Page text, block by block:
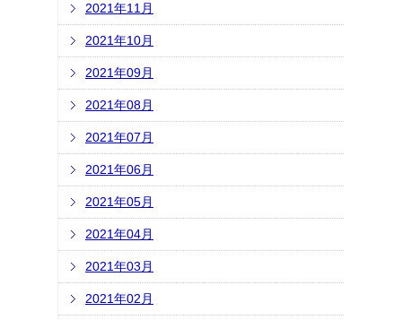
2021年11月
2021年10月
2021年09月
2021年08月
2021年07月
2021年06月
2021年05月
2021年04月
2021年03月
2021年02月